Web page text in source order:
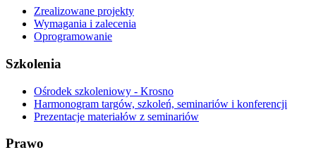
Zrealizowane projekty
Wymagania i zalecenia
Oprogramowanie
Szkolenia
Ośrodek szkoleniowy - Krosno
Harmonogram targów, szkoleń, seminariów i konferencji
Prezentacje materiałów z seminariów
Prawo